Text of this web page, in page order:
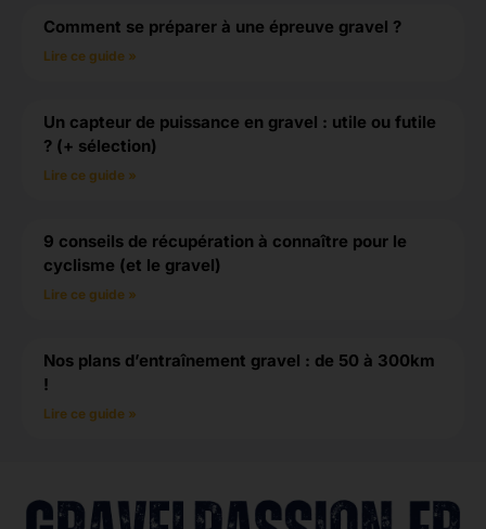
Comment se préparer à une épreuve gravel ?
Lire ce guide »
Un capteur de puissance en gravel : utile ou futile
? (+ sélection)
Lire ce guide »
9 conseils de récupération à connaître pour le
cyclisme (et le gravel)
Lire ce guide »
Nos plans d’entraînement gravel : de 50 à 300km
!
Lire ce guide »